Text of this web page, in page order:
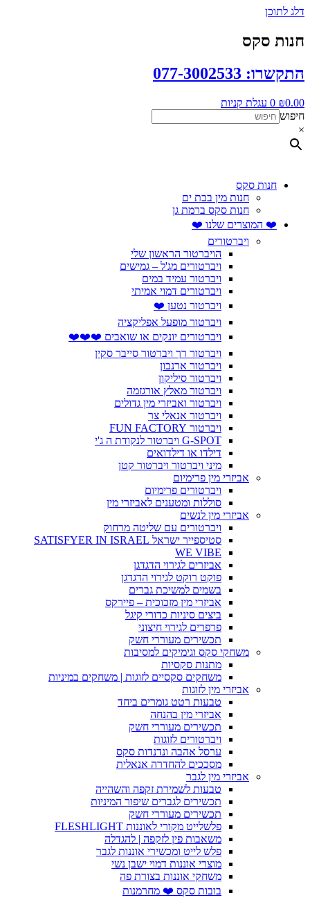
דלג לתוכן
חנות סקס
התקשרו: 077-3002533
₪0.00
0 עגלת קניות
חיפוש
×
חנות סקס
חנות מין בבת ים
חנות סקס ברמת גן
❤️ המוצרים שלנו ❤️
ויברטורים
הויברטור הראשון שלי
ויברטורים מג'ל – גמישים
ויברטור עמיד במים
ויברטורים דמוי אמיתי
ויברטור נטען ❤️
ויברטור מופעל אפליקציה
ויברטורים יונקים או שואבים ❤️❤️❤️
ויברטור רך ויברטור סייבר סקין
ויברטור ארנבון
ויברטור סיליקון
ויברטור מאלץ אורגזמה
ויברטור ואביזרי מין גדולים
ויברטור אנאלי צר
ויברטור FUN FACTORY
G-SPOT ויברטור לנקודת ה ג'י
דילדו או דילדואים
מיני ויברטור ויברטור קטן
אביזרי מין פרימיום
ויברטורים פרימיום
סוללות ומטענים לאביזרי מין
אביזרי מין לנשים
ויברטורים עם שליטה מרחוק
סטיספייר ישראל SATISFYER IN ISRAEL
WE VIBE
אביזרים לגירוי הדגדגן
פוקט רוקט לגירוי הדגדגן
בשמים למשיכת גברים
אביזרי מין מזכוכית – פיירקס
ביצים סיניות כדורי קיגל
פרפרים לגירוי חיצוני
תכשירים מעוררי חשק
משחקי סקס וגימיקים למסיבות
מתנות סקסיות
משחקים סקסיים לזוגות | משחקים במיניות
אביזרי מין לזוגות
טבעות רטט גומרים ביחד
אביזרי מין בהנחה
תכשירים מעוררי חשק
ויברטורים לזוגות
ערסל אהבה ונדנדות סקס
מסככים להחדרה אנאלית
אביזרי מין לגבר
טבעות לשמירת זקפה והשהייה
תכשירים לגברים שיפור המיניות
תכשירים מעוררי חשק
פלשלייט מקורי לאוננות FLESHLIGHT
משאבות פין לזקפה | להגדלה
פלש לייט ומכשירי אוננות לגבר
מוצרי אוננות דמוי ישבן נשי
משחקי אוננות בצורת פה
בובות סקס ❤️ מחרמנות